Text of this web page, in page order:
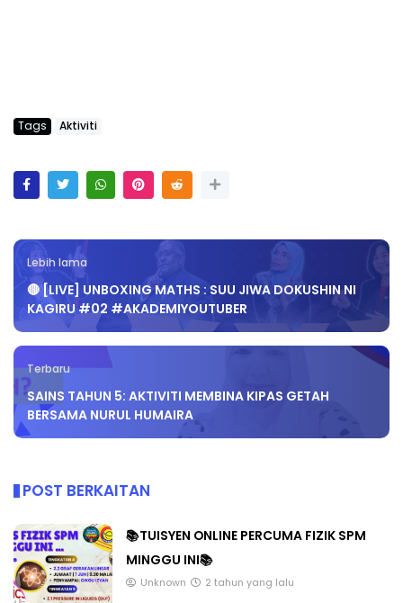
Tags Aktiviti
Lebih lama
🔴 [LIVE] UNBOXING MATHS : SUU JIWA DOKUSHIN NI
KAGIRU #02 #AKADEMIYOUTUBER
Terbaru
SAINS TAHUN 5: AKTIVITI MEMBINA KIPAS GETAH
BERSAMA NURUL HUMAIRA
POST BERKAITAN
📚TUISYEN ONLINE PERCUMA FIZIK SPM
MINGGU INI📚
Unknown 2 tahun yang lalu